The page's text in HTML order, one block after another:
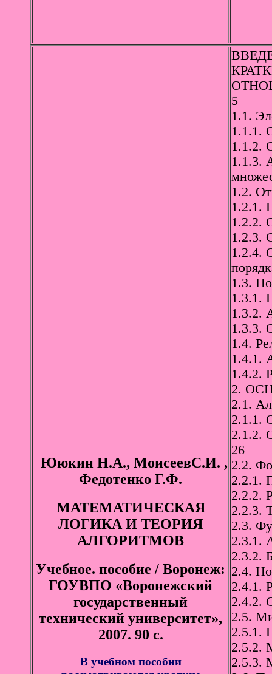
Ююкин Н.А., МоисеевС.И. ,
Федотенко Г.Ф.
МАТЕМАТИЧЕСКАЯ
ЛОГИКА И ТЕОРИЯ
АЛГОРИТМОВ
Учебное. пособие / Воронеж:
ГОУВПО «Воронежский
государственный
технический университет»,
2007. 90 с.
В учебном пособии
5
1.1.
1.1.1.
1.1.2.
1.1.3.
1.2.
1.2.1.
1.2.2.
1.2.3.
1.2.4.
1.3.
1.3.1.
1.3.2.
1.3.3.
1.4.
1.4.1.
1.4.2.
2.
2.1.
2.1.1.
2.1.2.
26
2.2.
2.2.1.
2.2.2.
2.2.3.
2.3.
2.3.1.
2.3.2.
2.4.
2.4.1.
2.4.2.
2.5.
2.5.1.
2.5.2.
2.5.3.